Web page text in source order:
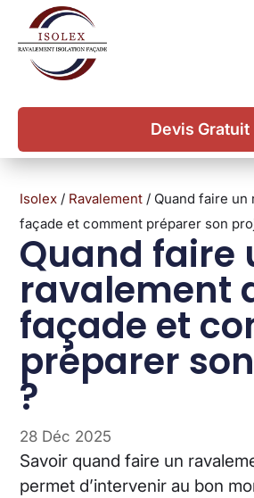
Devis Gratuit
Isolex / Ravalement / Quand faire un
façade et comment préparer son
Quand faire
ravalement
façade et
préparer
?
28 Déc 2025
Savoir quand faire un
permet d’intervenir au bon